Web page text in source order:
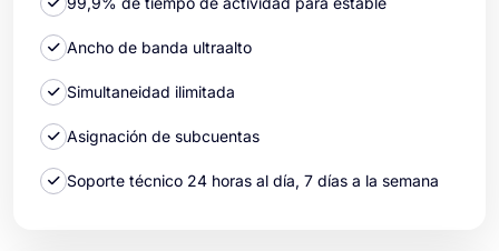
Ancho de banda ultraalto
Simultaneidad ilimitada
Asignación de subcuentas
Soporte técnico 24 horas al día, 7 días a la semana